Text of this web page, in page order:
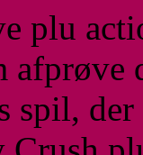
plu
spil,